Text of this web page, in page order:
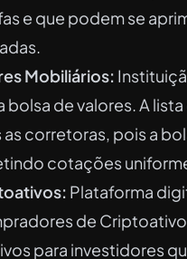
e que podem se
Mobiliários:
de valores. A
corretoras, pois a
cotações
Plataforma
de
para investidores